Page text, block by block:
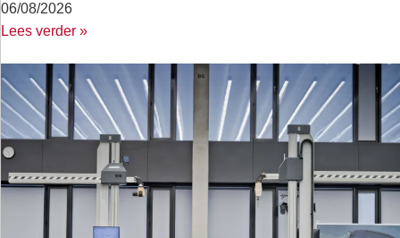
06/08/2026
Lees verder »